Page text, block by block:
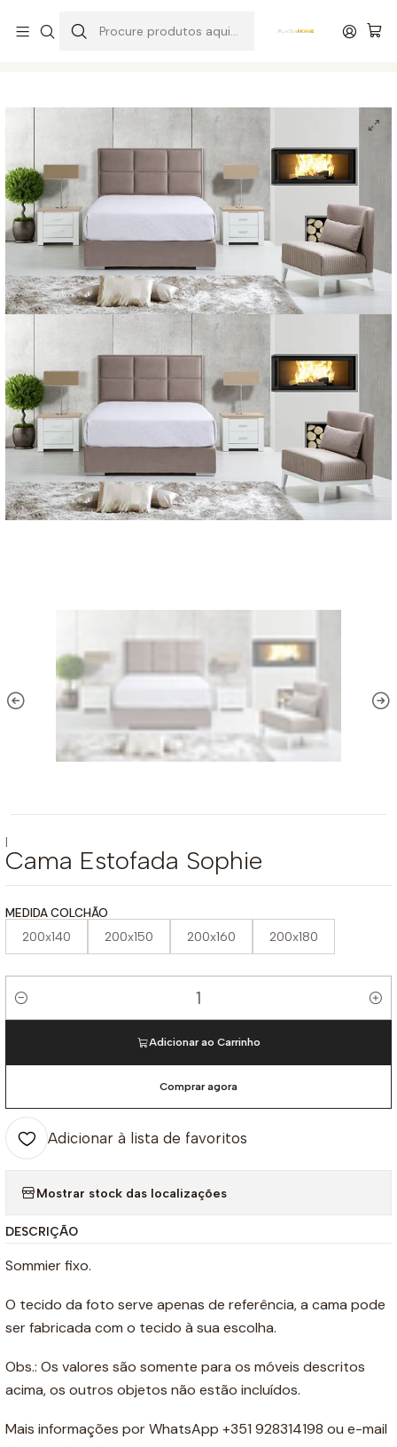
|
Cama Estofada Sophie
MEDIDA COLCHÃO
200x140 200x150 200x160 200x180
Quantidade
Adicionar ao Carrinho
Comprar agora
Adicionar à lista de favoritos
Mostrar stock das localizações
DESCRIÇÃO
Sommier fixo.
O tecido da foto serve apenas de referência, a cama pode
ser fabricada com o tecido à sua escolha.
Obs.: Os valores são somente para os móveis descritos
acima, os outros objetos não estão incluídos.
Mais informações por WhatsApp +351 928314198 ou e-mail